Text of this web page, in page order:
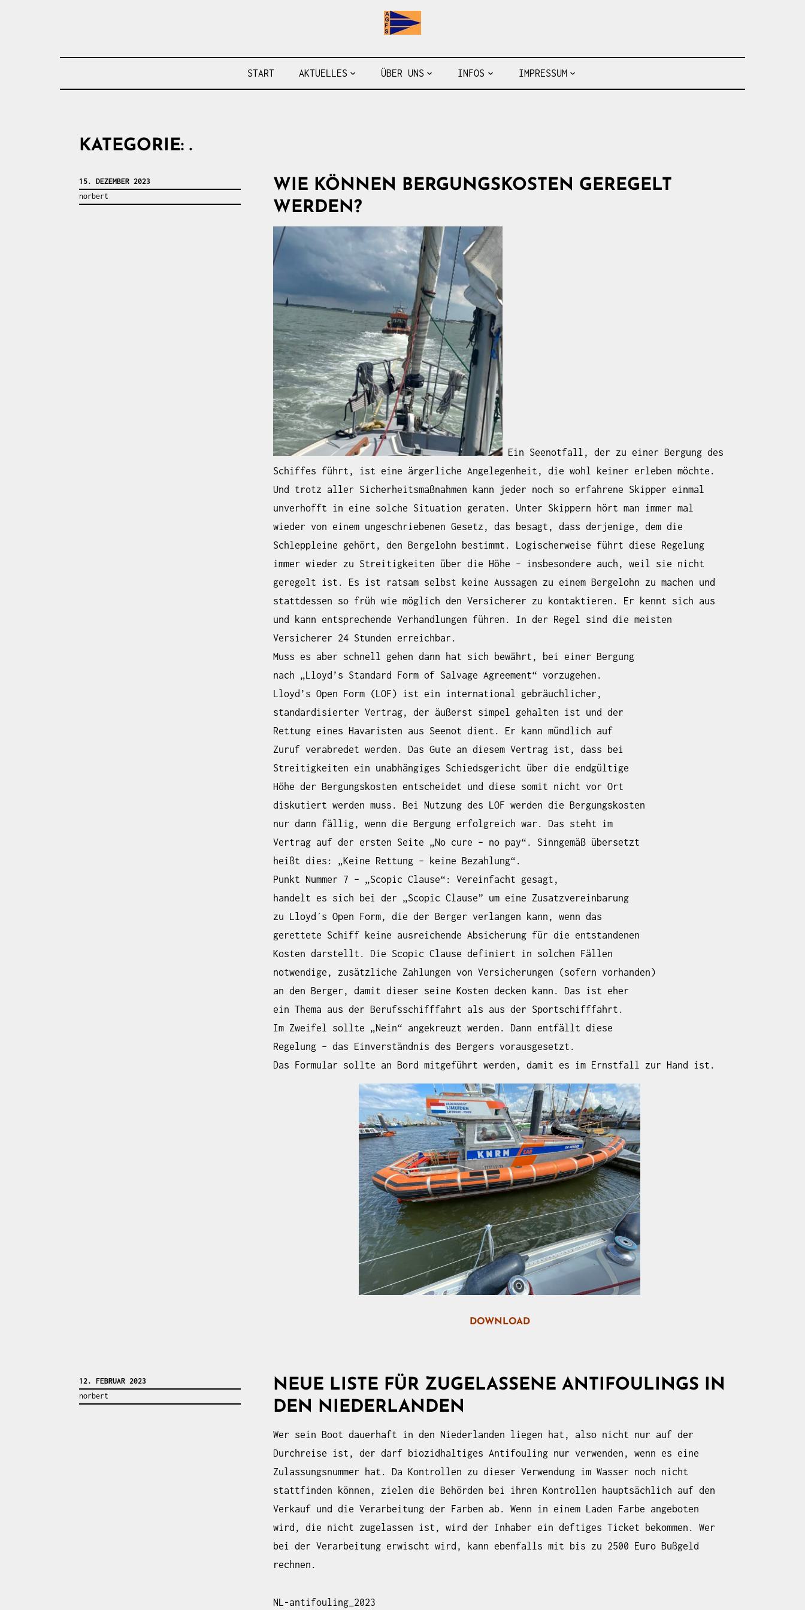
START AKTUELLES ÜBER UNS INFOS IMPRESSUM
KATEGORIE: .
15. DEZEMBER 2023
norbert
WIE KÖNNEN BERGUNGSKOSTEN GEREGELT
WERDEN?
Ein Seenotfall, der zu einer Bergung des
Schiffes führt, ist eine ärgerliche Angelegenheit, die wohl keiner erleben möchte.
Und trotz aller Sicherheitsmaßnahmen kann jeder noch so erfahrene Skipper einmal
unverhofft in eine solche Situation geraten. Unter Skippern hört man immer mal
wieder von einem ungeschriebenen Gesetz, das besagt, dass derjenige, dem die
Schleppleine gehört, den Bergelohn bestimmt. Logischerweise führt diese Regelung
immer wieder zu Streitigkeiten über die Höhe – insbesondere auch, weil sie nicht
geregelt ist. Es ist ratsam selbst keine Aussagen zu einem Bergelohn zu machen und
stattdessen so früh wie möglich den Versicherer zu kontaktieren. Er kennt sich aus
und kann entsprechende Verhandlungen führen. In der Regel sind die meisten
Versicherer 24 Stunden erreichbar.
Muss es aber schnell gehen dann hat sich bewährt, bei einer Bergung
nach „Lloyd’s Standard Form of Salvage Agreement“ vorzugehen.
Lloyd’s Open Form (LOF) ist ein international gebräuchlicher,
standardisierter Vertrag, der äußerst simpel gehalten ist und der
Rettung eines Havaristen aus Seenot dient. Er kann mündlich auf
Zuruf verabredet werden. Das Gute an diesem Vertrag ist, dass bei
Streitigkeiten ein unabhängiges Schiedsgericht über die endgültige
Höhe der Bergungskosten entscheidet und diese somit nicht vor Ort
diskutiert werden muss. Bei Nutzung des LOF werden die Bergungskosten
nur dann fällig, wenn die Bergung erfolgreich war. Das steht im
Vertrag auf der ersten Seite „No cure – no pay“. Sinngemäß übersetzt
heißt dies: „Keine Rettung – keine Bezahlung“.
Punkt Nummer 7 – „Scopic Clause“: Vereinfacht gesagt,
handelt es sich bei der „Scopic Clause” um eine Zusatzvereinbarung
zu Lloyd´s Open Form, die der Berger verlangen kann, wenn das
gerettete Schiff keine ausreichende Absicherung für die entstandenen
Kosten darstellt. Die Scopic Clause definiert in solchen Fällen
notwendige, zusätzliche Zahlungen von Versicherungen (sofern vorhanden)
an den Berger, damit dieser seine Kosten decken kann. Das ist eher
ein Thema aus der Berufsschifffahrt als aus der Sportschifffahrt.
Im Zweifel sollte „Nein“ angekreuzt werden. Dann entfällt diese
Regelung – das Einverständnis des Bergers vorausgesetzt.
Das Formular sollte an Bord mitgeführt werden, damit es im Ernstfall zur Hand ist.
DOWNLOAD
12. FEBRUAR 2023
norbert
NEUE LISTE FÜR ZUGELASSENE ANTIFOULINGS IN
DEN NIEDERLANDEN
Wer sein Boot dauerhaft in den Niederlanden liegen hat, also nicht nur auf der
Durchreise ist, der darf biozidhaltiges Antifouling nur verwenden, wenn es eine
Zulassungsnummer hat. Da Kontrollen zu dieser Verwendung im Wasser noch nicht
stattfinden können, zielen die Behörden bei ihren Kontrollen hauptsächlich auf den
Verkauf und die Verarbeitung der Farben ab. Wenn in einem Laden Farbe angeboten
wird, die nicht zugelassen ist, wird der Inhaber ein deftiges Ticket bekommen. Wer
bei der Verarbeitung erwischt wird, kann ebenfalls mit bis zu 2500 Euro Bußgeld
rechnen.
NL-antifouling_2023